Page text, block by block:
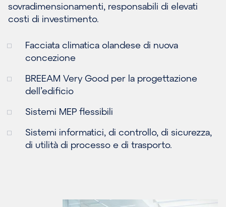
sovradimensionamenti, responsabili di elevati
costi di investimento.
Facciata climatica olandese di nuova
concezione
BREEAM Very Good per la progettazione
dell’edificio
Sistemi MEP flessibili
Sistemi informatici, di controllo, di sicurezza,
di utilità di processo e di trasporto.